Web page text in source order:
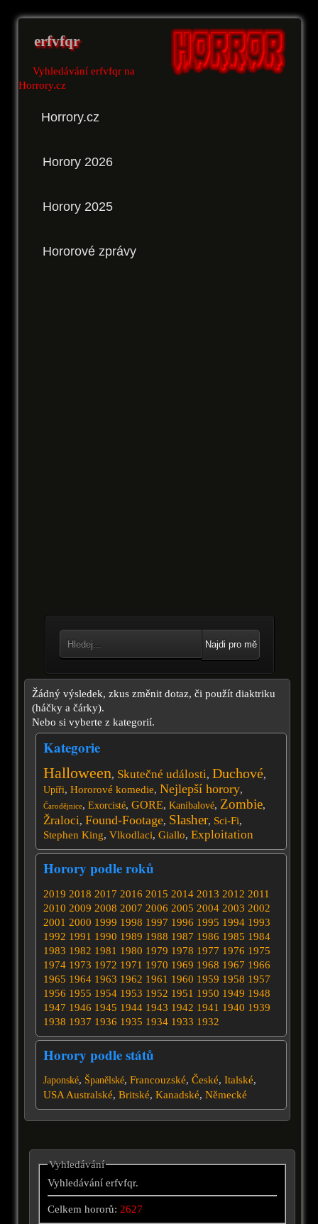
erfvfqr
Vyhledávání erfvfqr na
Horrory.cz
Horrory.cz
Horory 2026
Horory 2025
Hororové zprávy
Najdi pro mě
Žádný výsledek, zkus změnit dotaz, či použít diaktriku
(háčky a čárky).
Nebo si vyberte z kategorií.
Kategorie
Halloween, Skutečné události, Duchové,
Upíři, Hororové komedie, Nejlepší horory,
Čarodějnice, Exorcisté, GORE, Kanibalové, Zombie,
Žraloci, Found-Footage, Slasher, Sci-Fi,
Stephen King, Vlkodlaci, Giallo, Exploitation
Horory podle roků
2019 2018 2017 2016 2015 2014 2013 2012 2011
2010 2009 2008 2007 2006 2005 2004 2003 2002
2001 2000 1999 1998 1997 1996 1995 1994 1993
1992 1991 1990 1989 1988 1987 1986 1985 1984
1983 1982 1981 1980 1979 1978 1977 1976 1975
1974 1973 1972 1971 1970 1969 1968 1967 1966
1965 1964 1963 1962 1961 1960 1959 1958 1957
1956 1955 1954 1953 1952 1951 1950 1949 1948
1947 1946 1945 1944 1943 1942 1941 1940 1939
1938 1937 1936 1935 1934 1933 1932
Horory podle států
Japonské, Španělské, Francouzské, České, Italské,
USA Australské, Britské, Kanadské, Německé
Vyhledávání
Vyhledávání erfvfqr.
Celkem hororů: 2627